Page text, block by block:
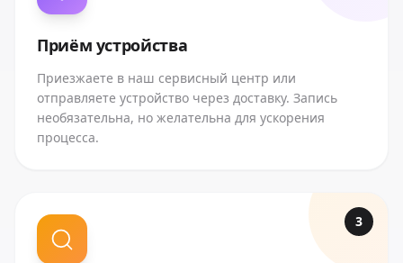
Приём устройства
Приезжаете в наш сервисный центр или
отправляете устройство через доставку. Запись
необязательна, но желательна для ускорения
процесса.
3